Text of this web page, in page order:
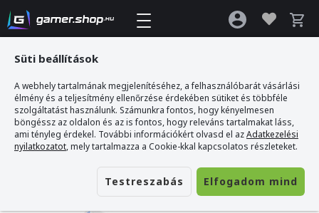
Gamer webshop >AVAX GM03 PRO Vezetékes/Vezeték Nélküli Mechanikus
Billentyűzet, Yellow Switch, Magyar, Fehér
Süti beállítások
A webhely tartalmának megjelenítéséhez, a felhasználóbarát vásárlási
élmény és a teljesítmény ellenőrzése érdekében sütiket és többféle
szolgáltatást használunk. Számunkra fontos, hogy kényelmesen
böngéssz az oldalon és az is fontos, hogy releváns tartalmakat láss,
ami tényleg érdekel. További információkért olvasd el azAdatkezelési
nyilatkozatot, mely tartalmazza a Cookie-kkal kapcsolatos részleteket.
Testreszabás Elfogadom mind